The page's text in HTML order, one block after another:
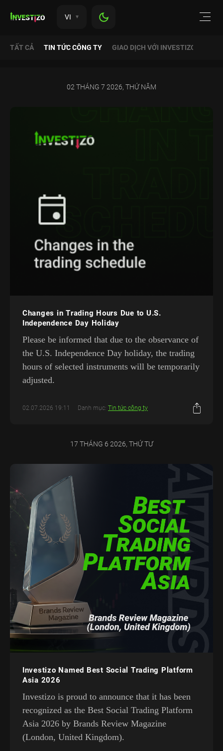
VI
TẤT CẢ TIN TỨC CÔNG TY GIAO DỊCH VỚI INVESTIZO
02 THÁNG 7 2026, THỨ NĂM
Changes in Trading Hours Due to U.S.
Independence Day Holiday
Please be informed that due to the observance of
the U.S. Independence Day holiday, the trading
hours of selected instruments will be temporarily
adjusted.
02.07.2026 19:11 Danh mục: Tin tức công ty
17 THÁNG 6 2026, THỨ TƯ
Investizo Named Best Social Trading Platform
Asia 2026
Investizo is proud to announce that it has been
recognized as the Best Social Trading Platform
Asia 2026 by Brands Review Magazine
(London, United Kingdom).